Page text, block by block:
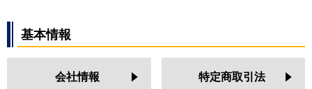
基本情報
会社情報 特定商取引法